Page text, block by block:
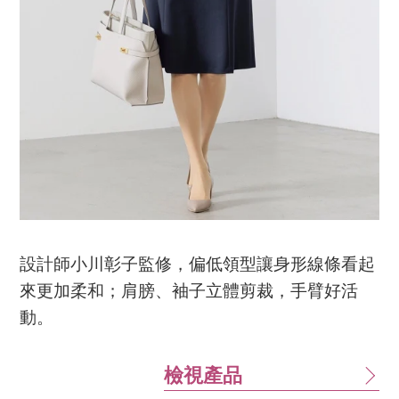
設計師小川彰子監修，偏低領型讓身形線條看起
來更加柔和；肩膀、袖子立體剪裁，手臂好活
動。
檢視產品